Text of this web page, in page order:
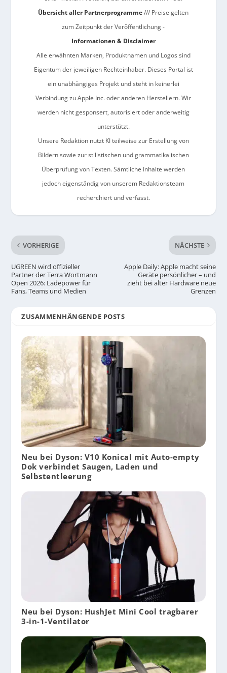
Übersicht aller Partnerprogramme/// Preise gelten
zum Zeitpunkt der Veröffentlichung -
Informationen & Disclaimer
Alle erwähnten Marken, Produktnamen und Logos sind
Eigentum der jeweiligen Rechteinhaber. Dieses Portal ist
ein unabhängiges Projekt und steht in keinerlei
Verbindung zu Apple Inc. oder anderen Herstellern. Wir
werden nicht gesponsert, autorisiert oder anderweitig
unterstützt.
Unsere Redaktion nutzt KI teilweise zur Erstellung von
Bildern sowie zur stilistischen und grammatikalischen
Überprüfung von Texten. Sämtliche Inhalte werden
jedoch eigenständig von unserem Redaktionsteam
recherchiert und verfasst.
VORHERIGE
UGREEN wird offizieller
Partner der Terra Wortmann
Open 2026: Ladepower für
Fans, Teams und Medien
NÄCHSTE
Apple Daily: Apple macht seine
Geräte persönlicher – und
zieht bei alter Hardware neue
Grenzen
ZUSAMMENHÄNGENDE POSTS
Neu bei Dyson: V10 Konical mit Auto-empty
Dok verbindet Saugen, Laden und
Selbstentleerung
Neu bei Dyson: HushJet Mini Cool tragbarer
3-in-1-Ventilator